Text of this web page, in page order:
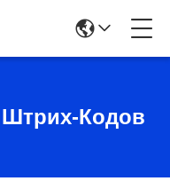
Кодов